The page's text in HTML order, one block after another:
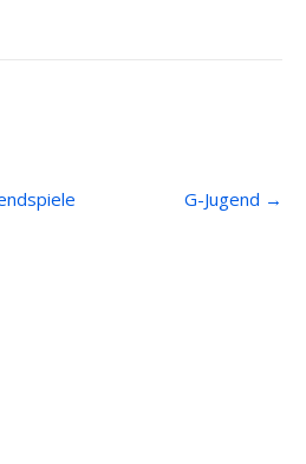
G-Jugend →